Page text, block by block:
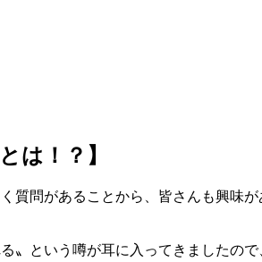
は！？】
質問があることから、皆さんも興味が
〟という噂が耳に入ってきましたの